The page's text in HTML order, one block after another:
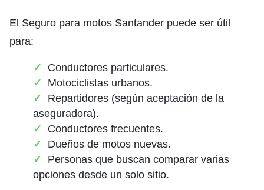
El Seguro para motos Santander puede ser útil
para:
Conductores particulares.
Motociclistas urbanos.
Repartidores (según aceptación de la
aseguradora).
Conductores frecuentes.
Dueños de motos nuevas.
Personas que buscan comparar varias
opciones desde un solo sitio.